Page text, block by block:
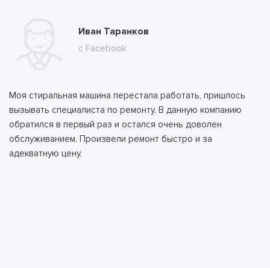
Юлия Долгополова
с сайта
Иван Таранков
с Facebook
Моя стиральная машина перестала работать, пришлось
вызывать специалиста по ремонту. В данную компанию
обратился в первый раз и остался очень доволен
обслуживанием. Произвели ремонт быстро и за
адекватную цену.
Ксения Абрамова
с сайта
Алла
с сайта
Тимур
с сайта
Андрей
с ВК
Илья
с ВК
Антон
с сайта